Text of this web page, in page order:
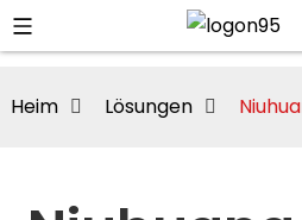
Heim Lösungen